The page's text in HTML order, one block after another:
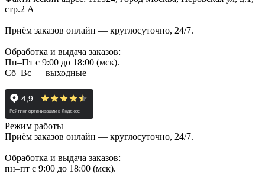
стр.2 А
Приём заказов онлайн — круглосуточно, 24/7.
Обработка и выдача заказов:
Пн–Пт с 9:00 до 18:00 (мск).
Сб–Вс — выходные
Режим работы
Приём заказов онлайн — круглосуточно, 24/7.
Обработка и выдача заказов:
пн–пт с 9:00 до 18:00 (мск).